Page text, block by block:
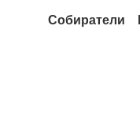
Собиратели